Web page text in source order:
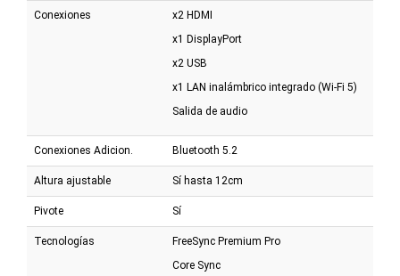
Conexiones
x2 HDMI
x1 DisplayPort
x2 USB
x1 LAN inalámbrico integrado (Wi-Fi 5)
Salida de audio
Conexiones Adicion. Bluetooth 5.2
Altura ajustable Sí hasta 12cm
Pivote Sí
Tecnologías
FreeSync Premium Pro
Core Sync